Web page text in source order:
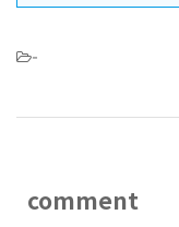
-
comment